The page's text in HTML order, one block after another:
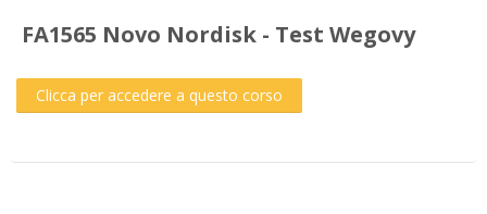
FA1565 Novo Nordisk - Test Wegovy
Clicca per accedere a questo corso